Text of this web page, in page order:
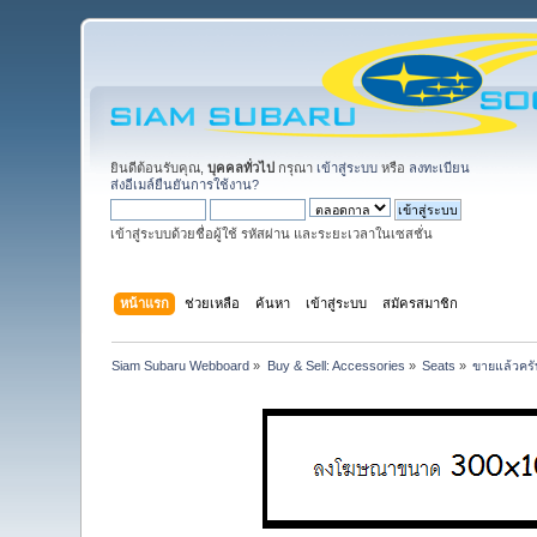
ยินดีต้อนรับคุณ,บุคคลทั่วไป กรุณา เข้าสู่ระบบ หรือ ลงทะเบียน
ส่งอีเมล์ยืนยันการใช้งาน?
เข้าสู่ระบบด้วยชื่อผู้ใช้ รหัสผ่าน และระยะเวลาในเซสชั่น
หน้าแรก ช่วยเหลือ ค้นหา เข้าสู่ระบบ สมัครสมาชิก
Siam Subaru Webboard » Buy & Sell: Accessories » Seats » ขายแล้วค